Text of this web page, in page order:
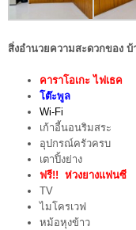
สิ่งอำนวยความสะดวกของ
คาราโอเกะ ไฟเธค
โต๊ะพูล
Wi-Fi
เก้าอี้นอนริมสระ
อุปกรณ์ครัวครบ
เตาปิ้งย่าง
ฟรี!! ห่วงยางแฟนซี
TV
ไมโครเวฟ
หม้อหุงข้าว